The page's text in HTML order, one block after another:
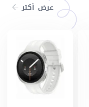
عرض أكتر